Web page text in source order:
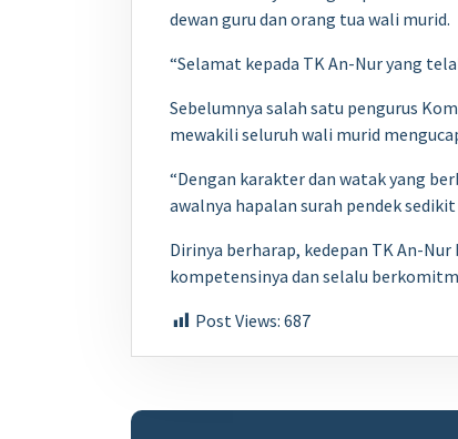
dewan guru dan orang tua wali murid.
“Selamat kepada TK An-Nur yang
Sebelumnya salah satu pengurus
mewakili seluruh wali murid
“Dengan karakter dan watak yang
awalnya hapalan surah pendek
Dirinya berharap, kedepan TK An-
kompetensinya dan selalu
Post Views: 687